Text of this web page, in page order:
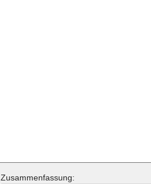
Zusammenfassung: